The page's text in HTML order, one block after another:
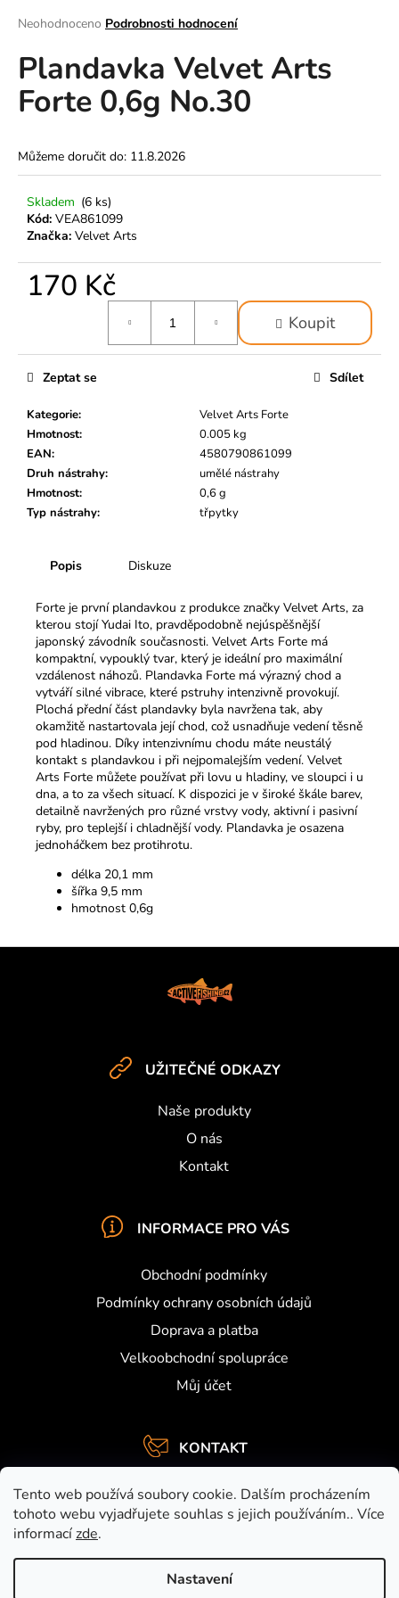
Tento web používá soubory cookie. Dalším procházením
tohoto webu vyjadřujete souhlas s jejich používáním.. Více
informacízde.
Nastavení
Průměrné
produktu
je
0,0
z
Neohodnoceno Podrobnosti hodnocení
Plandavka Velvet Arts
Forte 0,6g No.30
Můžeme doručit do: 11.8.2026
Skladem (6 ks)
Kód: VEA861099
Značka: Velvet Arts
170 Kč
Koupit
Kategorie:
Velvet Arts Forte
Hmotnost:
0.005 kg
EAN:
4580790861099
Druh nástrahy:
umělé nástrahy
Hmotnost:
0,6 g
Typ nástrahy: třpytky
Zeptat se Sdílet
Popis Diskuze
Forte je první plandavkou z produkce značky Velvet Arts, za
kterou stojí Yudai Ito, pravděpodobně nejúspěšnější
japonský závodník současnosti. Velvet Arts Forte má
kompaktní, vypouklý tvar, který je ideální pro maximální
vzdálenost náhozů. Plandavka Forte má výrazný chod a
vytváří silné vibrace, které pstruhy intenzivně provokují.
Plochá přední část plandavky byla navržena tak, aby
okamžitě nastartovala její chod, což usnadňuje vedení těsně
pod hladinou. Díky intenzivnímu chodu máte neustálý
kontakt s plandavkou i při nejpomalejším vedení. Velvet
Arts Forte můžete používat při lovu u hladiny, ve sloupci i u
dna, a to za všech situací. K dispozici je v široké škále barev,
detailně navržených pro různé vrstvy vody, aktivní i pasivní
ryby, pro teplejší i chladnější vody. Plandavka je osazena
jednoháčkem bez protihrotu.
délka 20,1 mm
šířka 9,5 mm
hmotnost 0,6g
a
t
?
D
r
u
u
m
UŽITEČNÉ ODKAZY
Naše produkty
O nás
Kontakt
INFORMACE PRO VÁS
Obchodní podmínky
Podmínky ochrany osobních údajů
Doprava a platba
Velkoobchodní spolupráce
Můj účet
KONTAKT
+420734459948
https://www.facebook.com/activefishing.cz
activefishingshop